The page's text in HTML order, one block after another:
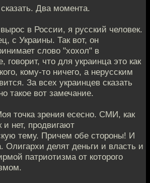
Два момента.
в России, я русский человек.
с Украины. Так вот, он
слово "хохол" в
говорит, что для украинца это как
кому-то ничего, а нерусским
За всех украинцев сказать
такое вот замечание.
точка зрения есесно. СМИ, как
нет, продвигают
тему. Причем обе стороны! И
Олигархи делят деньги и власть и
патриотизма от которого